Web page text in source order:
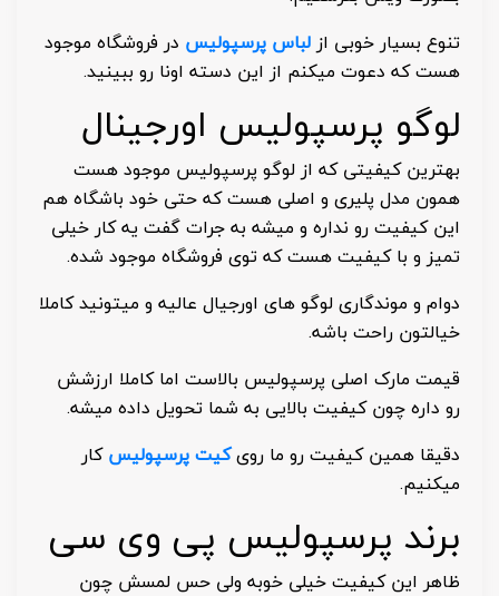
تنوع بسیار خوبی ازلباس پرسپولیس در فروشگاه موجود
هست که دعوت میکنم از این دسته اونا رو ببینید.
لوگو پرسپولیس اورجینال
بهترین کیفیتی که از لوگو پرسپولیس موجود هست
همون مدل پلیری و اصلی هست که حتی خود باشگاه هم
این کیفیت رو نداره و میشه به جرات گفت یه کار خیلی
تمیز و با کیفیت هست که توی فروشگاه موجود شده.
دوام و موندگاری لوگو های اورجیال عالیه و میتونید کاملا
خیالتون راحت باشه.
قیمت مارک اصلی پرسپولیس بالاست اما کاملا ارزشش
رو داره چون کیفیت بالایی به شما تحویل داده میشه.
دقیقا همین کیفیت رو ما رویکیت پرسپولیسکار
میکنیم.
برند پرسپولیس پی وی سی
ظاهر این کیفیت خیلی خوبه ولی حس لمسش چون